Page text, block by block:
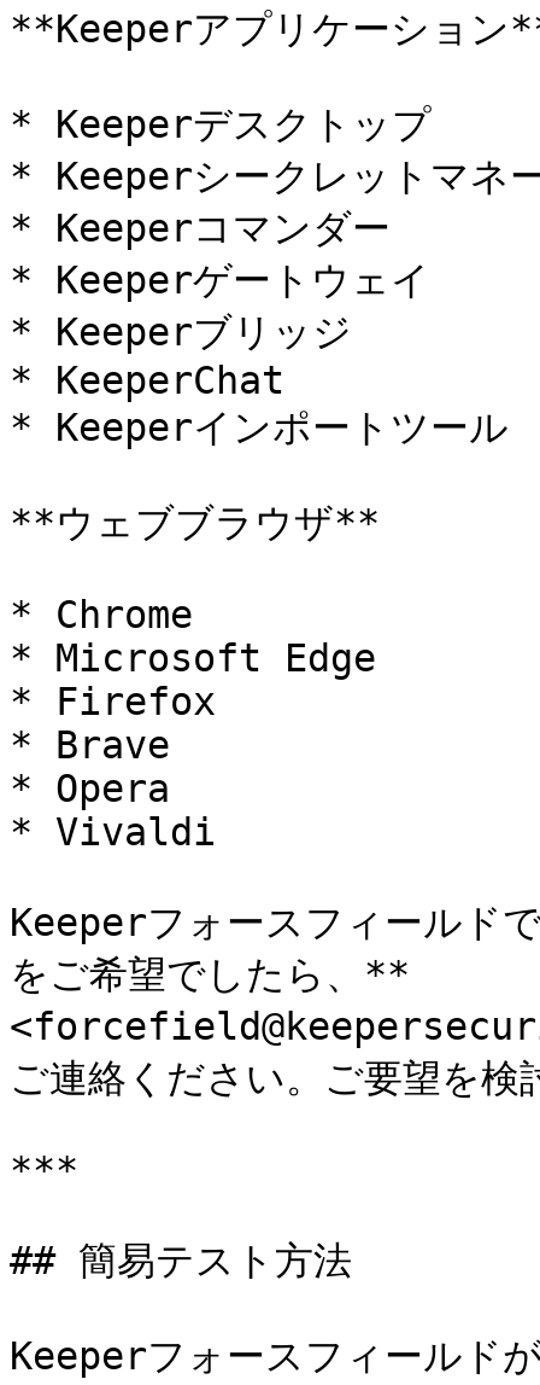
**Keeperアプリケーション
* Keeperデスクトップ
* Keeperシークレットマネ
* Keeperコマンダー
* Keeperゲートウェイ
* Keeperブリッジ
* KeeperChat
* Keeperインポートツール
**ウェブブラウザ**
* Chrome
* Microsoft Edge
* Firefox
* Brave
* Opera
* Vivaldi
Keeperフォースフィールド
をご希望でしたら、**
ご連絡ください。ご要望を
***
## 簡易テスト方法
Keeperフォースフィールド